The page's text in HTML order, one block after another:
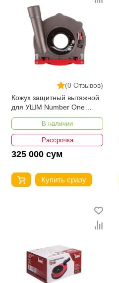
Мы доставляем товар в
территории страны. Все
Узбекистану стоимость,
инструментов от
диапазон цен. Причем
оптимальная цена для
Расходные материалы для
(0 Отзывов)
Кожух защитный вытяжной
для УШМ Number One
NPHE-125
В наличии
Рассрочка
325 000 сум
Купить сразу